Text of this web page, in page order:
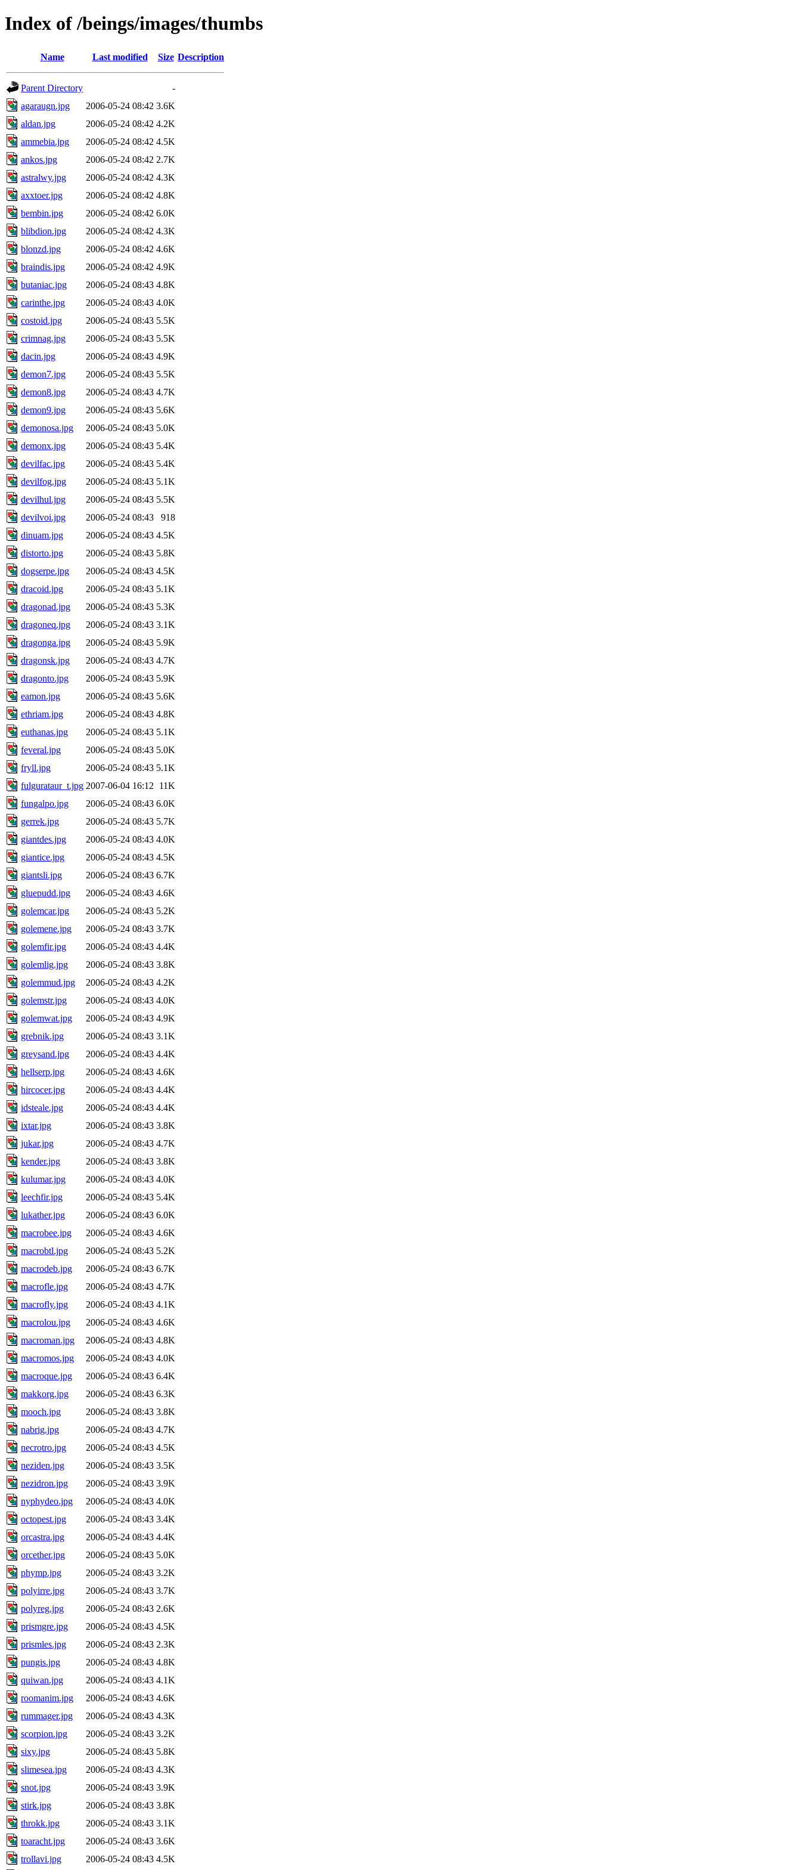
Index of /beings/images/thumbs
Name Last modified Size Description
Parent Directory
-
agaraugn.jpg
2006-05-24 08:42 3.6K
aldan.jpg
2006-05-24 08:42 4.2K
ammebia.jpg
2006-05-24 08:42 4.5K
ankos.jpg
2006-05-24 08:42 2.7K
astralwy.jpg
2006-05-24 08:42 4.3K
axxtoer.jpg
2006-05-24 08:42 4.8K
bembin.jpg
2006-05-24 08:42 6.0K
blibdion.jpg
2006-05-24 08:42 4.3K
blonzd.jpg
2006-05-24 08:42 4.6K
braindis.jpg
2006-05-24 08:42 4.9K
butaniac.jpg
2006-05-24 08:43 4.8K
carinthe.jpg
2006-05-24 08:43 4.0K
costoid.jpg
2006-05-24 08:43 5.5K
crimnag.jpg
2006-05-24 08:43 5.5K
dacin.jpg
2006-05-24 08:43 4.9K
demon7.jpg
2006-05-24 08:43 5.5K
demon8.jpg
2006-05-24 08:43 4.7K
demon9.jpg
2006-05-24 08:43 5.6K
demonosa.jpg
2006-05-24 08:43 5.0K
demonx.jpg
2006-05-24 08:43 5.4K
devilfac.jpg
2006-05-24 08:43 5.4K
devilfog.jpg
2006-05-24 08:43 5.1K
devilhul.jpg
2006-05-24 08:43 5.5K
devilvoi.jpg
2006-05-24 08:43
918
dinuam.jpg
2006-05-24 08:43 4.5K
distorto.jpg
2006-05-24 08:43 5.8K
dogserpe.jpg
2006-05-24 08:43 4.5K
dracoid.jpg
2006-05-24 08:43 5.1K
dragonad.jpg
2006-05-24 08:43 5.3K
dragoneq.jpg
2006-05-24 08:43 3.1K
dragonga.jpg
2006-05-24 08:43 5.9K
dragonsk.jpg
2006-05-24 08:43 4.7K
dragonto.jpg
2006-05-24 08:43 5.9K
eamon.jpg
2006-05-24 08:43 5.6K
ethriam.jpg
2006-05-24 08:43 4.8K
euthanas.jpg
2006-05-24 08:43 5.1K
feveral.jpg
2006-05-24 08:43 5.0K
fryll.jpg
2006-05-24 08:43 5.1K
fulgurataur_t.jpg 2007-06-04 16:12
11K
fungalpo.jpg
2006-05-24 08:43 6.0K
gerrek.jpg
2006-05-24 08:43 5.7K
giantdes.jpg
2006-05-24 08:43 4.0K
giantice.jpg
2006-05-24 08:43 4.5K
giantsli.jpg
2006-05-24 08:43 6.7K
gluepudd.jpg
2006-05-24 08:43 4.6K
golemcar.jpg
2006-05-24 08:43 5.2K
golemene.jpg
2006-05-24 08:43 3.7K
golemfir.jpg
2006-05-24 08:43 4.4K
golemlig.jpg
2006-05-24 08:43 3.8K
golemmud.jpg
2006-05-24 08:43 4.2K
golemstr.jpg
2006-05-24 08:43 4.0K
golemwat.jpg
2006-05-24 08:43 4.9K
grebnik.jpg
2006-05-24 08:43 3.1K
greysand.jpg
2006-05-24 08:43 4.4K
hellserp.jpg
2006-05-24 08:43 4.6K
hircocer.jpg
2006-05-24 08:43 4.4K
idsteale.jpg
2006-05-24 08:43 4.4K
ixtar.jpg
2006-05-24 08:43 3.8K
jukar.jpg
2006-05-24 08:43 4.7K
kender.jpg
2006-05-24 08:43 3.8K
kulumar.jpg
2006-05-24 08:43 4.0K
leechfir.jpg
2006-05-24 08:43 5.4K
lukather.jpg
2006-05-24 08:43 6.0K
macrobee.jpg
2006-05-24 08:43 4.6K
macrobtl.jpg
2006-05-24 08:43 5.2K
macrodeb.jpg
2006-05-24 08:43 6.7K
macrofle.jpg
2006-05-24 08:43 4.7K
macrofly.jpg
2006-05-24 08:43 4.1K
macrolou.jpg
2006-05-24 08:43 4.6K
macroman.jpg
2006-05-24 08:43 4.8K
macromos.jpg
2006-05-24 08:43 4.0K
macroque.jpg
2006-05-24 08:43 6.4K
makkorg.jpg
2006-05-24 08:43 6.3K
mooch.jpg
2006-05-24 08:43 3.8K
nabrig.jpg
2006-05-24 08:43 4.7K
necrotro.jpg
2006-05-24 08:43 4.5K
neziden.jpg
2006-05-24 08:43 3.5K
nezidron.jpg
2006-05-24 08:43 3.9K
nyphydeo.jpg
2006-05-24 08:43 4.0K
octopest.jpg
2006-05-24 08:43 3.4K
orcastra.jpg
2006-05-24 08:43 4.4K
orcether.jpg
2006-05-24 08:43 5.0K
phymp.jpg
2006-05-24 08:43 3.2K
polyirre.jpg
2006-05-24 08:43 3.7K
polyreg.jpg
2006-05-24 08:43 2.6K
prismgre.jpg
2006-05-24 08:43 4.5K
prismles.jpg
2006-05-24 08:43 2.3K
pungis.jpg
2006-05-24 08:43 4.8K
quiwan.jpg
2006-05-24 08:43 4.1K
roomanim.jpg
2006-05-24 08:43 4.6K
rummager.jpg
2006-05-24 08:43 4.3K
scorpion.jpg
2006-05-24 08:43 3.2K
sixy.jpg
2006-05-24 08:43 5.8K
slimesea.jpg
2006-05-24 08:43 4.3K
snot.jpg
2006-05-24 08:43 3.9K
stirk.jpg
2006-05-24 08:43 3.8K
throkk.jpg
2006-05-24 08:43 3.1K
toaracht.jpg
2006-05-24 08:43 3.6K
trollavi.jpg
2006-05-24 08:43 4.5K